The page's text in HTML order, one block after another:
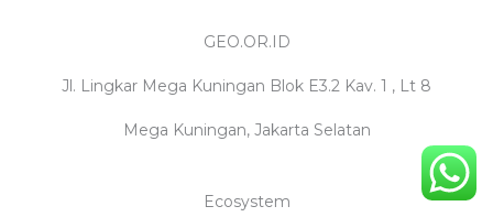
GEO.OR.ID
Jl. Lingkar Mega Kuningan Blok E3.2 Kav. 1 , Lt 8
Mega Kuningan, Jakarta Selatan
Ecosystem